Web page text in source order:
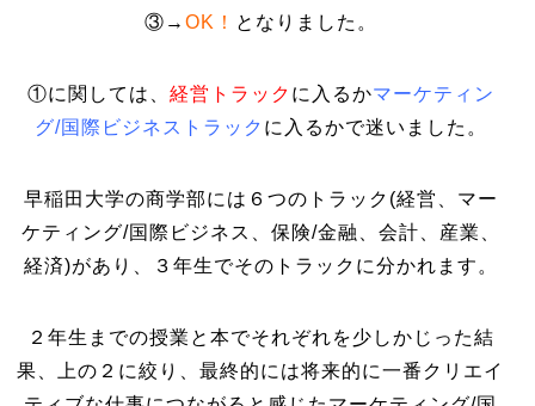
③→ OK！ となりました。
①に関しては、 経営トラック に入るかマーケティン
グ/国際ビジネストラック に入るかで迷いました。
早稲田大学の商学部には６つのトラック(経営、マー
ケティング/国際ビジネス、保険/金融、会計、産業、
経済)があり、３年生でそのトラックに分かれます。
２年生までの授業と本でそれぞれを少しかじった結
果、上の２に絞り、最終的には将来的に一番クリエイ